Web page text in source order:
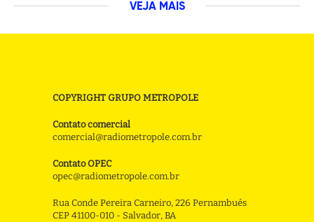
VEJA MAIS
COPYRIGHT GRUPO METROPOLE
Contato comercial
comercial@radiometropole.com.br
Contato OPEC
opec@radiometropole.com.br
Rua Conde Pereira Carneiro, 226 Pernambués
CEP 41100-010 - Salvador, BA